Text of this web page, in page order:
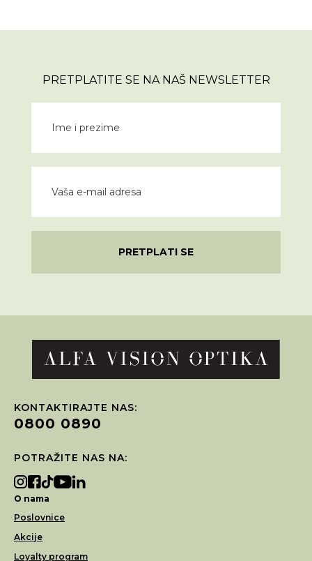
PRETPLATITE SE NA NAŠ NEWSLETTER
PRETPLATI SE
KONTAKTIRAJTE NAS:
0800 0890
POTRAŽITE NAS NA:
O nama
Poslovnice
Akcije
Loyalty program